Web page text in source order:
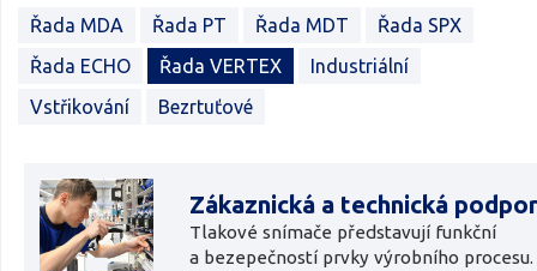
Řada MDA Řada PT Řada MDT
Řada SPX
Řada ECHO
Řada VERTEX
Industriální
Vstřikování
Bezrtuťové
Zákaznická a technická
Tlakové snímače představují funkční
a bezepečností prvky výrobního procesu.